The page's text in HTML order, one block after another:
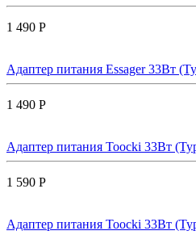
1 490 Р
Адаптер питания Essager 33Вт
1 490 Р
Адаптер питания Toocki 33Вт
1 590 Р
Адаптер питания Toocki 33Вт